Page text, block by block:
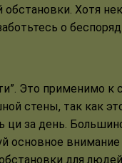
Хотя
о
Это применимо к
стены, так как
за день.
для